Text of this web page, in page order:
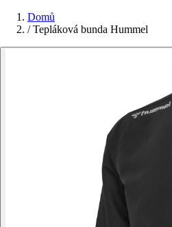
Domů
/ Tepláková bunda Hummel